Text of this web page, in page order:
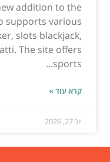
addition to the
supports various
slots blackjack,
The site offers
sports...
קרא עוד »
יול 27, 2026